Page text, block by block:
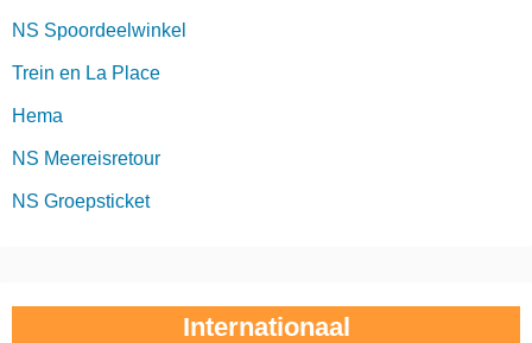
NS Spoordeelwinkel
Trein en La Place
Hema
NS Meereisretour
NS Groepsticket
Internationaal